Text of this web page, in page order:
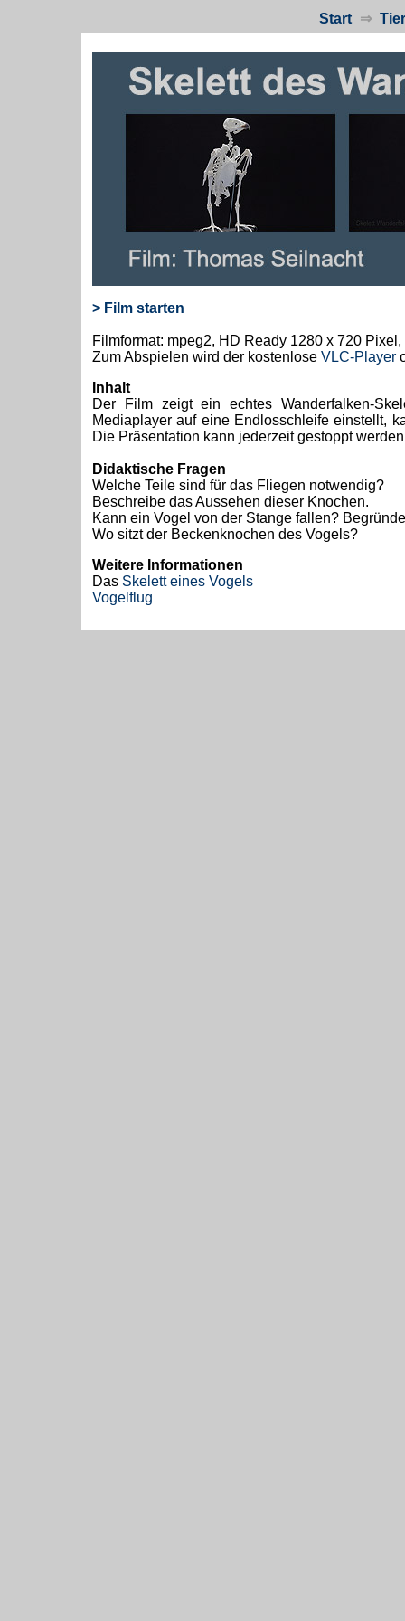
Start ⇒
> Film starten
Filmformat: mpeg2, HD Ready 1280 x 720
Zum Abspielen wird der kostenlose VLC-Player
Inhalt
Der Film zeigt ein echtes Wanderfalken-
Mediaplayer auf eine Endlosschleife einstellt,
Die Präsentation kann jederzeit gestoppt
Didaktische Fragen
Welche Teile sind für das Fliegen notwendig?
Beschreibe das Aussehen dieser Knochen.
Kann ein Vogel von der Stange fallen?
Wo sitzt der Beckenknochen des Vogels?
Weitere Informationen
Das Skelett eines Vogels
Vogelflug